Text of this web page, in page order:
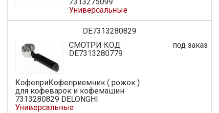
Универсальные
DE7313280829
СМОТРИ КОД
DE7313280779
КофеприКофеприемник ( рожок )
для кофеварок и кофемашин
7313280829 DELONGHI
Универсальные
под заказ